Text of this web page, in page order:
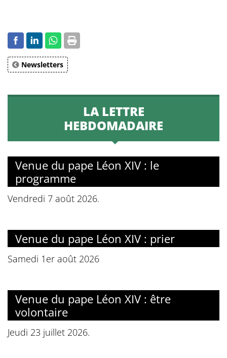
Newsletters
LA LETTRE
HEBDOMADAIRE
Venue du pape Léon XIV : le
programme
Vendredi 7 août 2026.
Venue du pape Léon XIV : prier
Samedi 1er août 2026
Venue du pape Léon XIV : être
volontaire
Jeudi 23 juillet 2026.